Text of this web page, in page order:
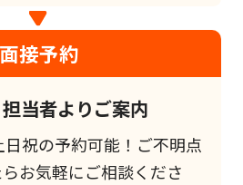
面接予約
当者よりご案内
祝の予約可能！ご不明点
お気軽にご相談くださ